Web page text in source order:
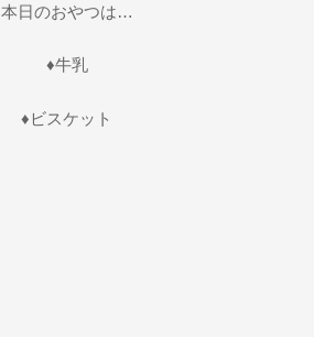
本日のおやつは…
♦牛乳
♦ビスケット